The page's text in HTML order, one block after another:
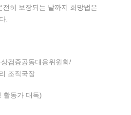
전히 보장되는 날까지 희망법은
.
검증공동대응위원회/
조직국장
활동가 대독)